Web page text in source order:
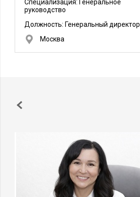
Специализация: Генеральное
руководство
Должность: Генеральный директор
Москва